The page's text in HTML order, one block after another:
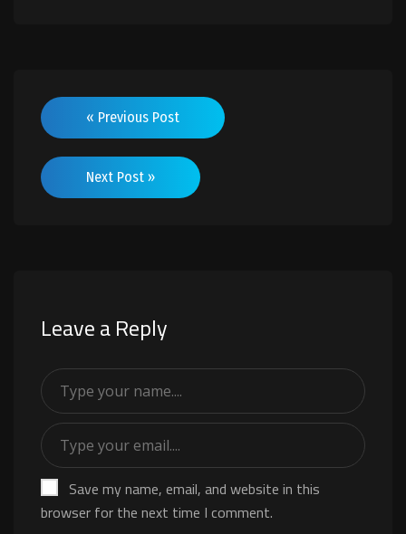
« Previous Post
Next Post »
Leave a Reply
Save my name, email, and website in this
browser for the next time I comment.